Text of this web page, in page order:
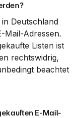
Deutschland
Mail-Adressen.
Listen ist
rechtswidrig,
beachtet
E-Mail-